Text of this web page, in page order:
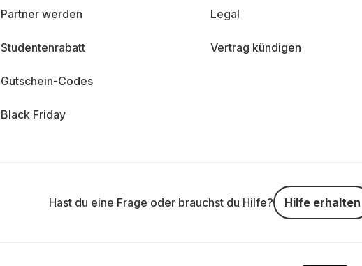
Partner werden
Studentenrabatt
Gutschein-Codes
Black Friday
Legal
Vertrag kündigen
Hast du eine Frage oder brauchst du Hilfe? Hilfe erhalten